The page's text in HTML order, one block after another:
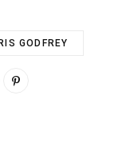
GODFREY